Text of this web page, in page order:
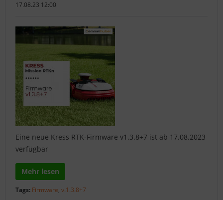
17.08.23 12:00
Eine neue Kress RTK-Firmware v1.3.8+7 ist ab 17.08.2023
verfügbar
Mehr lesen
Tags: Firmware, v.1.3.8+7